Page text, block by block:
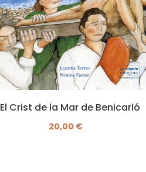
El Crist de la Mar de Benicarló
20,00 €